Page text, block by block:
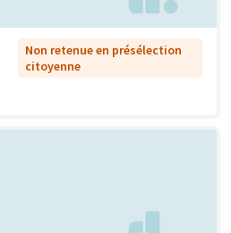
Non retenue en présélection
citoyenne